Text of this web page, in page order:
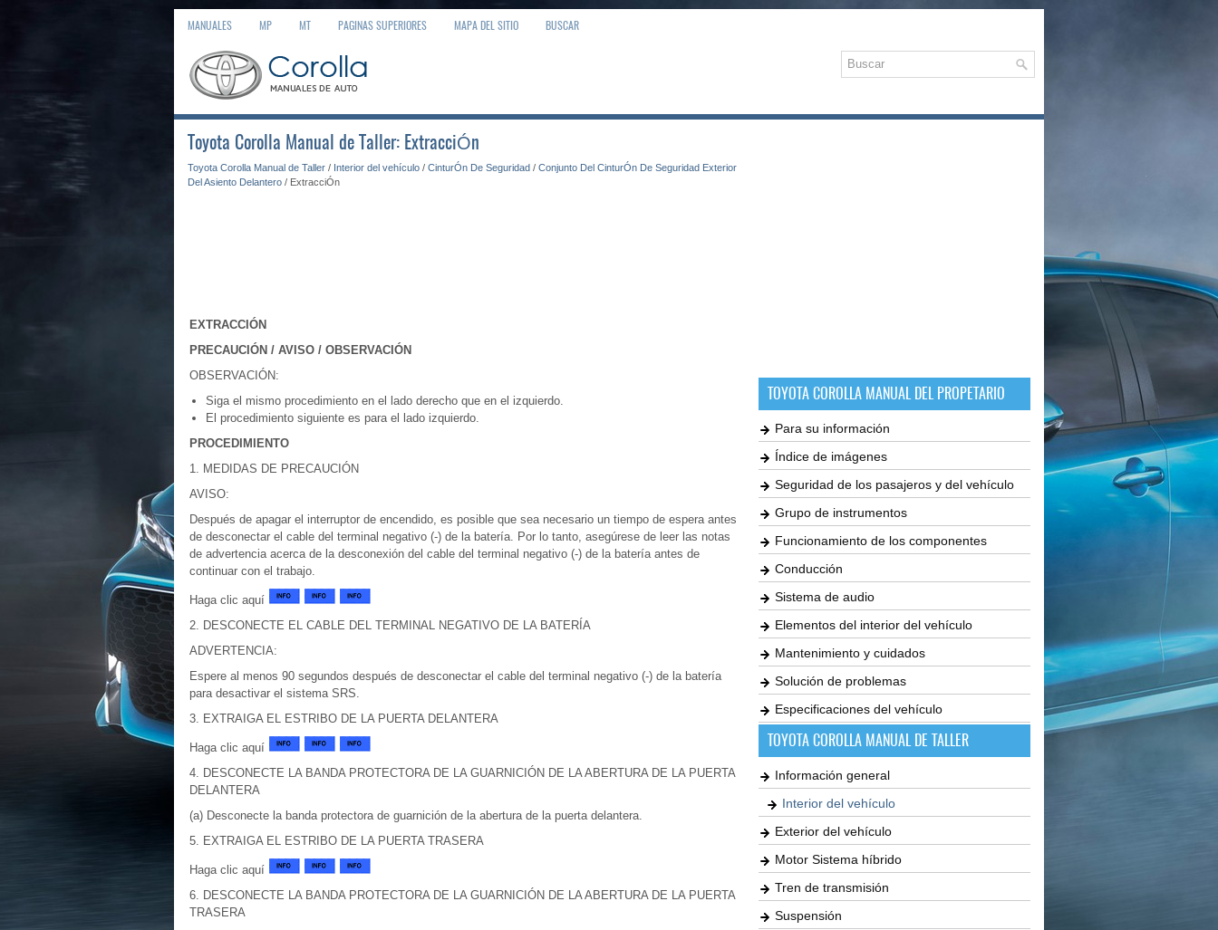
MANUALES MP MT PAGINAS SUPERIORES MAPA DEL SITIO BUSCAR
Toyota Corolla Manual de Taller: ExtracciÓn
Toyota Corolla Manual de Taller / Interior del vehículo / CinturÓn De Seguridad / Conjunto Del CinturÓn De Seguridad Exterior
Del Asiento Delantero / ExtracciÓn
EXTRACCIÓN
PRECAUCIÓN / AVISO / OBSERVACIÓN
OBSERVACIÓN:
Siga el mismo procedimiento en el lado derecho que en el izquierdo.
El procedimiento siguiente es para el lado izquierdo.
PROCEDIMIENTO
1. MEDIDAS DE PRECAUCIÓN
AVISO:
Después de apagar el interruptor de encendido, es posible que sea necesario un tiempo de espera antes
de desconectar el cable del terminal negativo (-) de la batería. Por lo tanto, asegúrese de leer las notas
de advertencia acerca de la desconexión del cable del terminal negativo (-) de la batería antes de
continuar con el trabajo.
Haga clic aquí
2. DESCONECTE EL CABLE DEL TERMINAL NEGATIVO DE LA BATERÍA
ADVERTENCIA:
Espere al menos 90 segundos después de desconectar el cable del terminal negativo (-) de la batería
para desactivar el sistema SRS.
3. EXTRAIGA EL ESTRIBO DE LA PUERTA DELANTERA
Haga clic aquí
4. DESCONECTE LA BANDA PROTECTORA DE LA GUARNICIÓN DE LA ABERTURA DE LA PUERTA
DELANTERA
(a) Desconecte la banda protectora de guarnición de la abertura de la puerta delantera.
5. EXTRAIGA EL ESTRIBO DE LA PUERTA TRASERA
Haga clic aquí
6. DESCONECTE LA BANDA PROTECTORA DE LA GUARNICIÓN DE LA ABERTURA DE LA PUERTA
TRASERA
TOYOTA COROLLA MANUAL DEL PROPETARIO
Para su información
Índice de imágenes
Seguridad de los pasajeros y del vehículo
Grupo de instrumentos
Funcionamiento de los componentes
Conducción
Sistema de audio
Elementos del interior del vehículo
Mantenimiento y cuidados
Solución de problemas
Especificaciones del vehículo
TOYOTA COROLLA MANUAL DE TALLER
Información general
Interior del vehículo
Exterior del vehículo
Motor Sistema híbrido
Tren de transmisión
Suspensión